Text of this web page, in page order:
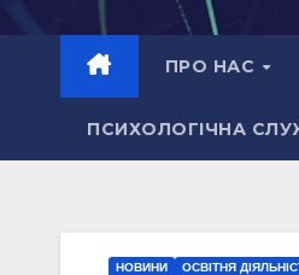
ПРО НАС
ПСИХОЛОГІЧНА
НОВИНИ ОСВІТНЯ